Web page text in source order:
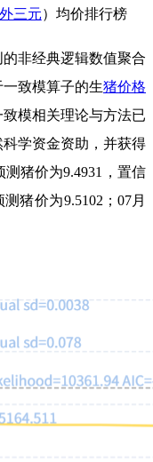
外三元）均价排行榜
非经典逻辑数值聚合
致模算子的生猪价格
模相关理论与方法已
学资金资助，并获得
猪价为9.4931，置信
猪价为9.5102；07月